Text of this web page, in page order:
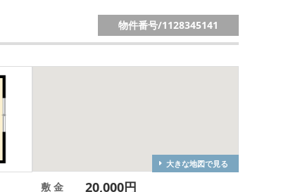
物件番号/1128345141
大きな地図で見る
敷 金 20,000円